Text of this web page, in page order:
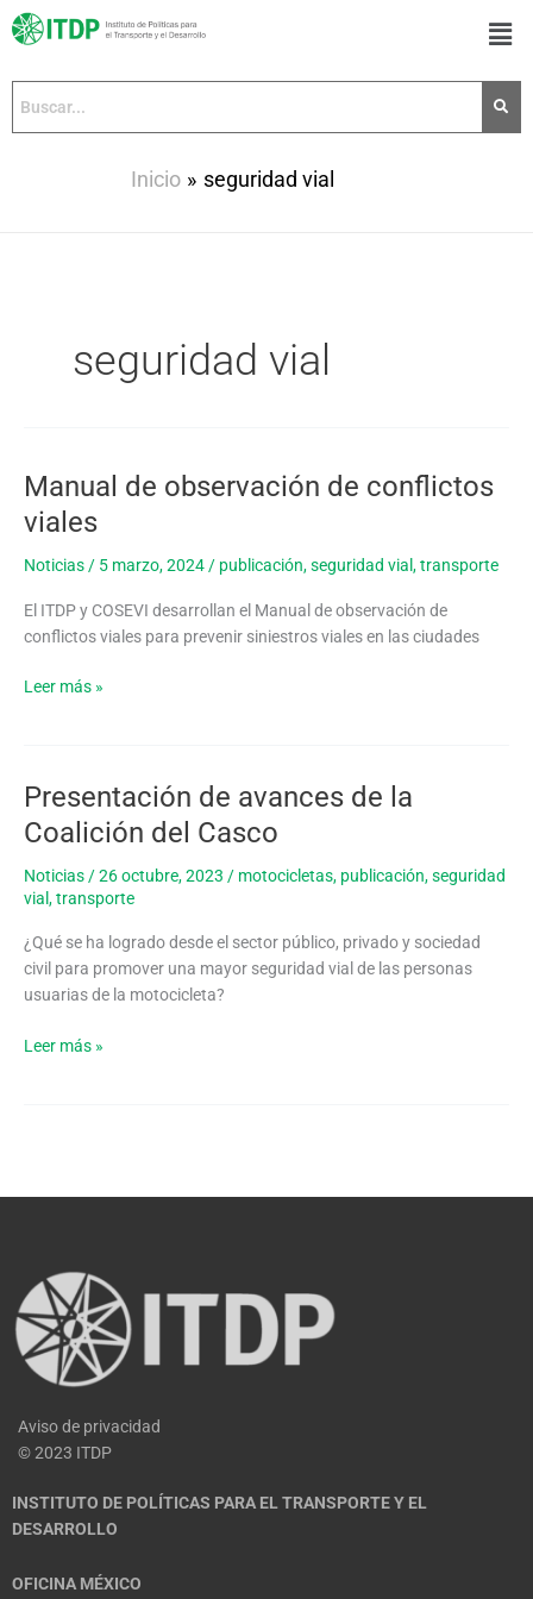
Inicio seguridad vial
seguridad vial
Manual de observación de conflictos
viales
Noticias / 5 marzo, 2024 / publicación,seguridad vial ,transporte
El ITDP y COSEVI desarrollan el Manual de observación de
conflictos viales para prevenir siniestros viales en las ciudades
Manual
de
observación
de
viales
Leer más »
Presentación de avances de la
Coalición del Casco
Noticias /26 octubre, 2023 / motocicletas, publicación,seguridad
vial ,transporte
¿Qué se ha logrado desde el sector público, privado y sociedad
civil para promover una mayor seguridad vial de las personas
usuarias de la motocicleta?
Presentación
avances
de
la
del
Casco
Leer más »
Aviso de privacidad
© 2023 ITDP
INSTITUTO DE POLÍTICAS PARA EL TRANSPORTE Y EL
DESARROLLO
OFICINA MÉXICO